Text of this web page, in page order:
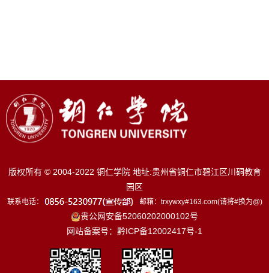
版权所有 © 2004-2022 铜仁学院 地址:贵州省铜仁市碧江区川硐教育
园区
联系电话： 邮箱：trxywxy#163.com(请将#换为@)
贵公网安备52060202000102号
网站备案号：黔ICP备12002417号-1